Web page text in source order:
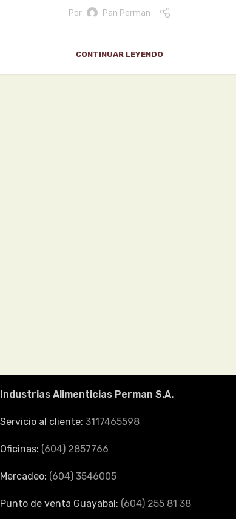
Por Pan Perman
CONTINUAR LEYENDO
Industrias Alimenticias Perman S.A.
Servicio al cliente: 3117465598
Oficinas: (604) 2857766
Mercadeo: (604) 3546005
Punto de venta Guayabal: (604) 255 81 38